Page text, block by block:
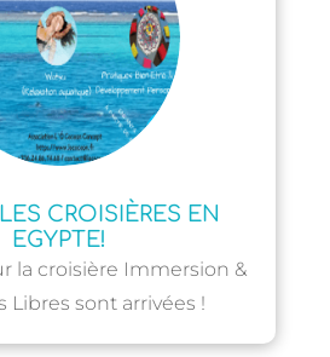
CROISIÈRES EN
EGYPTE!
la croisière Immersion &
Libres sont arrivées !